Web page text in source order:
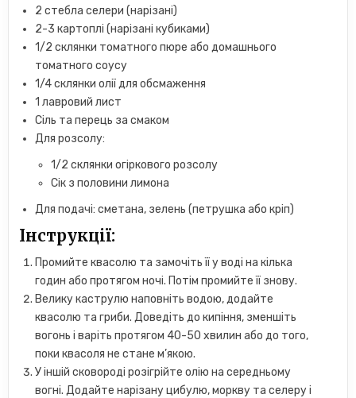
2 стебла селери (нарізані)
2-3 картоплі (нарізані кубиками)
1/2 склянки томатного пюре або домашнього
томатного соусу
1/4 склянки олії для обсмаження
1 лавровий лист
Сіль та перець за смаком
Для розсолу:
1/2 склянки огіркового розсолу
Сік з половини лимона
Для подачі: сметана, зелень (петрушка або кріп)
Інструкції:
Промийте квасолю та замочіть її у воді на кілька
годин або протягом ночі. Потім промийте її знову.
Велику каструлю наповніть водою, додайте
квасолю та гриби. Доведіть до кипіння, зменшіть
вогонь і варіть протягом 40-50 хвилин або до того,
поки квасоля не стане м’якою.
У іншій сковороді розігрійте олію на середньому
вогні. Додайте нарізану цибулю, моркву та селеру і